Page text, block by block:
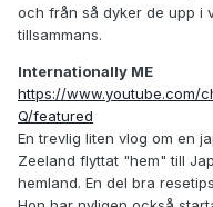
och från så dyker de upp i
tillsammans.
Internationally ME
https://www.youtube.com/
Q/featured
En trevlig liten vlog om en
Zeeland flyttat "hem" till
hemland. En del bra